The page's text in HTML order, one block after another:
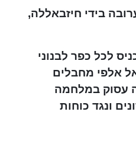
בידי חיזבאללה,
לכל כפר לבנוני
אלפי מחבלים
עסוק במלחמה
ונגד כוחות